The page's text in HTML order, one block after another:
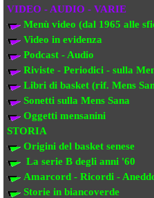
VIDEO - AUDIO - VARIE
Menù video (dal 1965 alle
Video in evidenza
Podcast - Audio
Riviste - Periodici - sulla
Libri di basket (rif. Mens
Sonetti sulla Mens Sana
Oggetti mensanini
STORIA
Origini del basket senese
La serie B degli anni '60
Amarcord - Ricordi -
Storie in biancoverde